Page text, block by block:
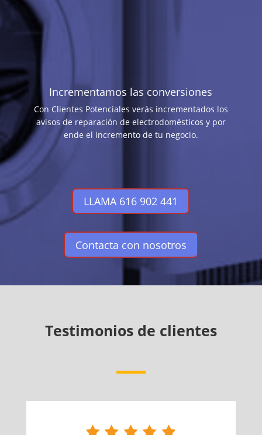
Incrementamos las conversiones
Con Clientes Potenciales verás incrementados los
avisos de reparación de electrodomésticos y por
ende el incremento de tu negocio.
LLAMA 616 902 441
Contacta con nosotros
Testimonios de clientes